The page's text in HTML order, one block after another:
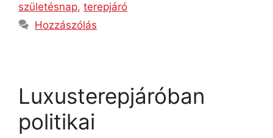
születésnap, terepjáró
Hozzászólás
Luxusterepjáróban
politikai